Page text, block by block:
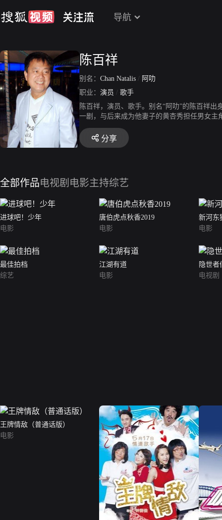
导航
陈百祥
别名： Chan Natalis / 阿叻
职业： 演员 / 歌手
陈百祥，演员、歌手。别名“阿叻”的陈百祥
一剧，与后来成为他妻子的黄杏秀担任男女
分享
全部作品电视剧 电影主持综艺
进球吧！少年
电影
唐伯虎点秋香2019
电影
新河东
电影
最佳拍档
综艺
江湖有道
电影
隐世者
电视剧
王牌情敌（普通话版）
电影